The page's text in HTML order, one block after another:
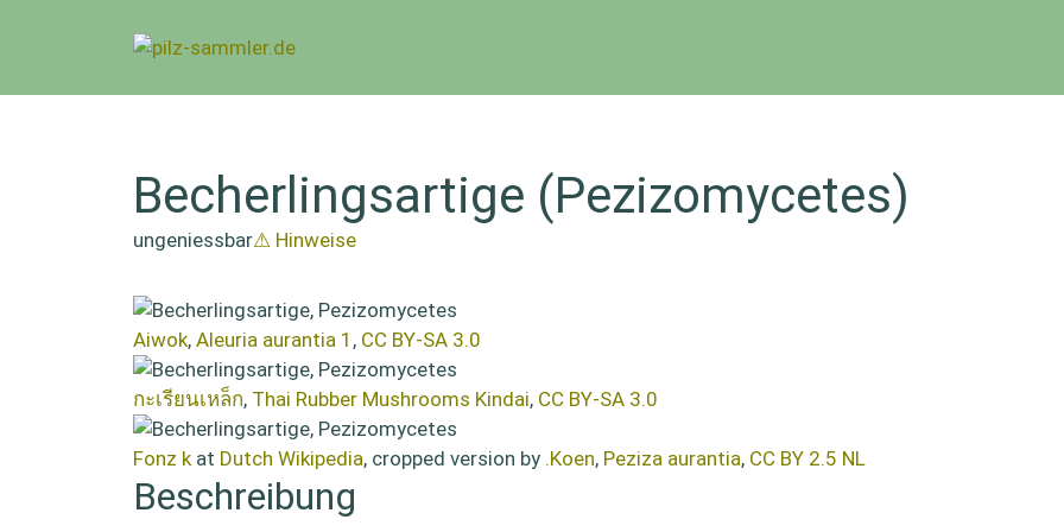
Becherlingsartige (Pezizomycetes)
ungeniessbar⚠ Hinweise
Aiwok, Aleuria aurantia 1 , CC BY-SA 3.0
กะเรียนเหล็ก, Thai Rubber Mushrooms Kindai, CC BY-SA 3.0
Fonz kat Dutch Wikipedia, cropped version by .Koen, Peziza aurantia, CC BY 2.5 NL
Beschreibung